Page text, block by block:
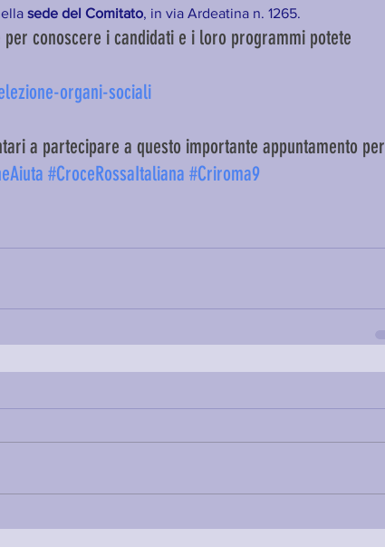
sede del Comitato, in via Ardeatina n. 1265.
conoscere i candidati e i loro programmi potete
organi-sociali
a partecipare a questo importante appuntamento per
#CroceRossaItaliana #Criroma9